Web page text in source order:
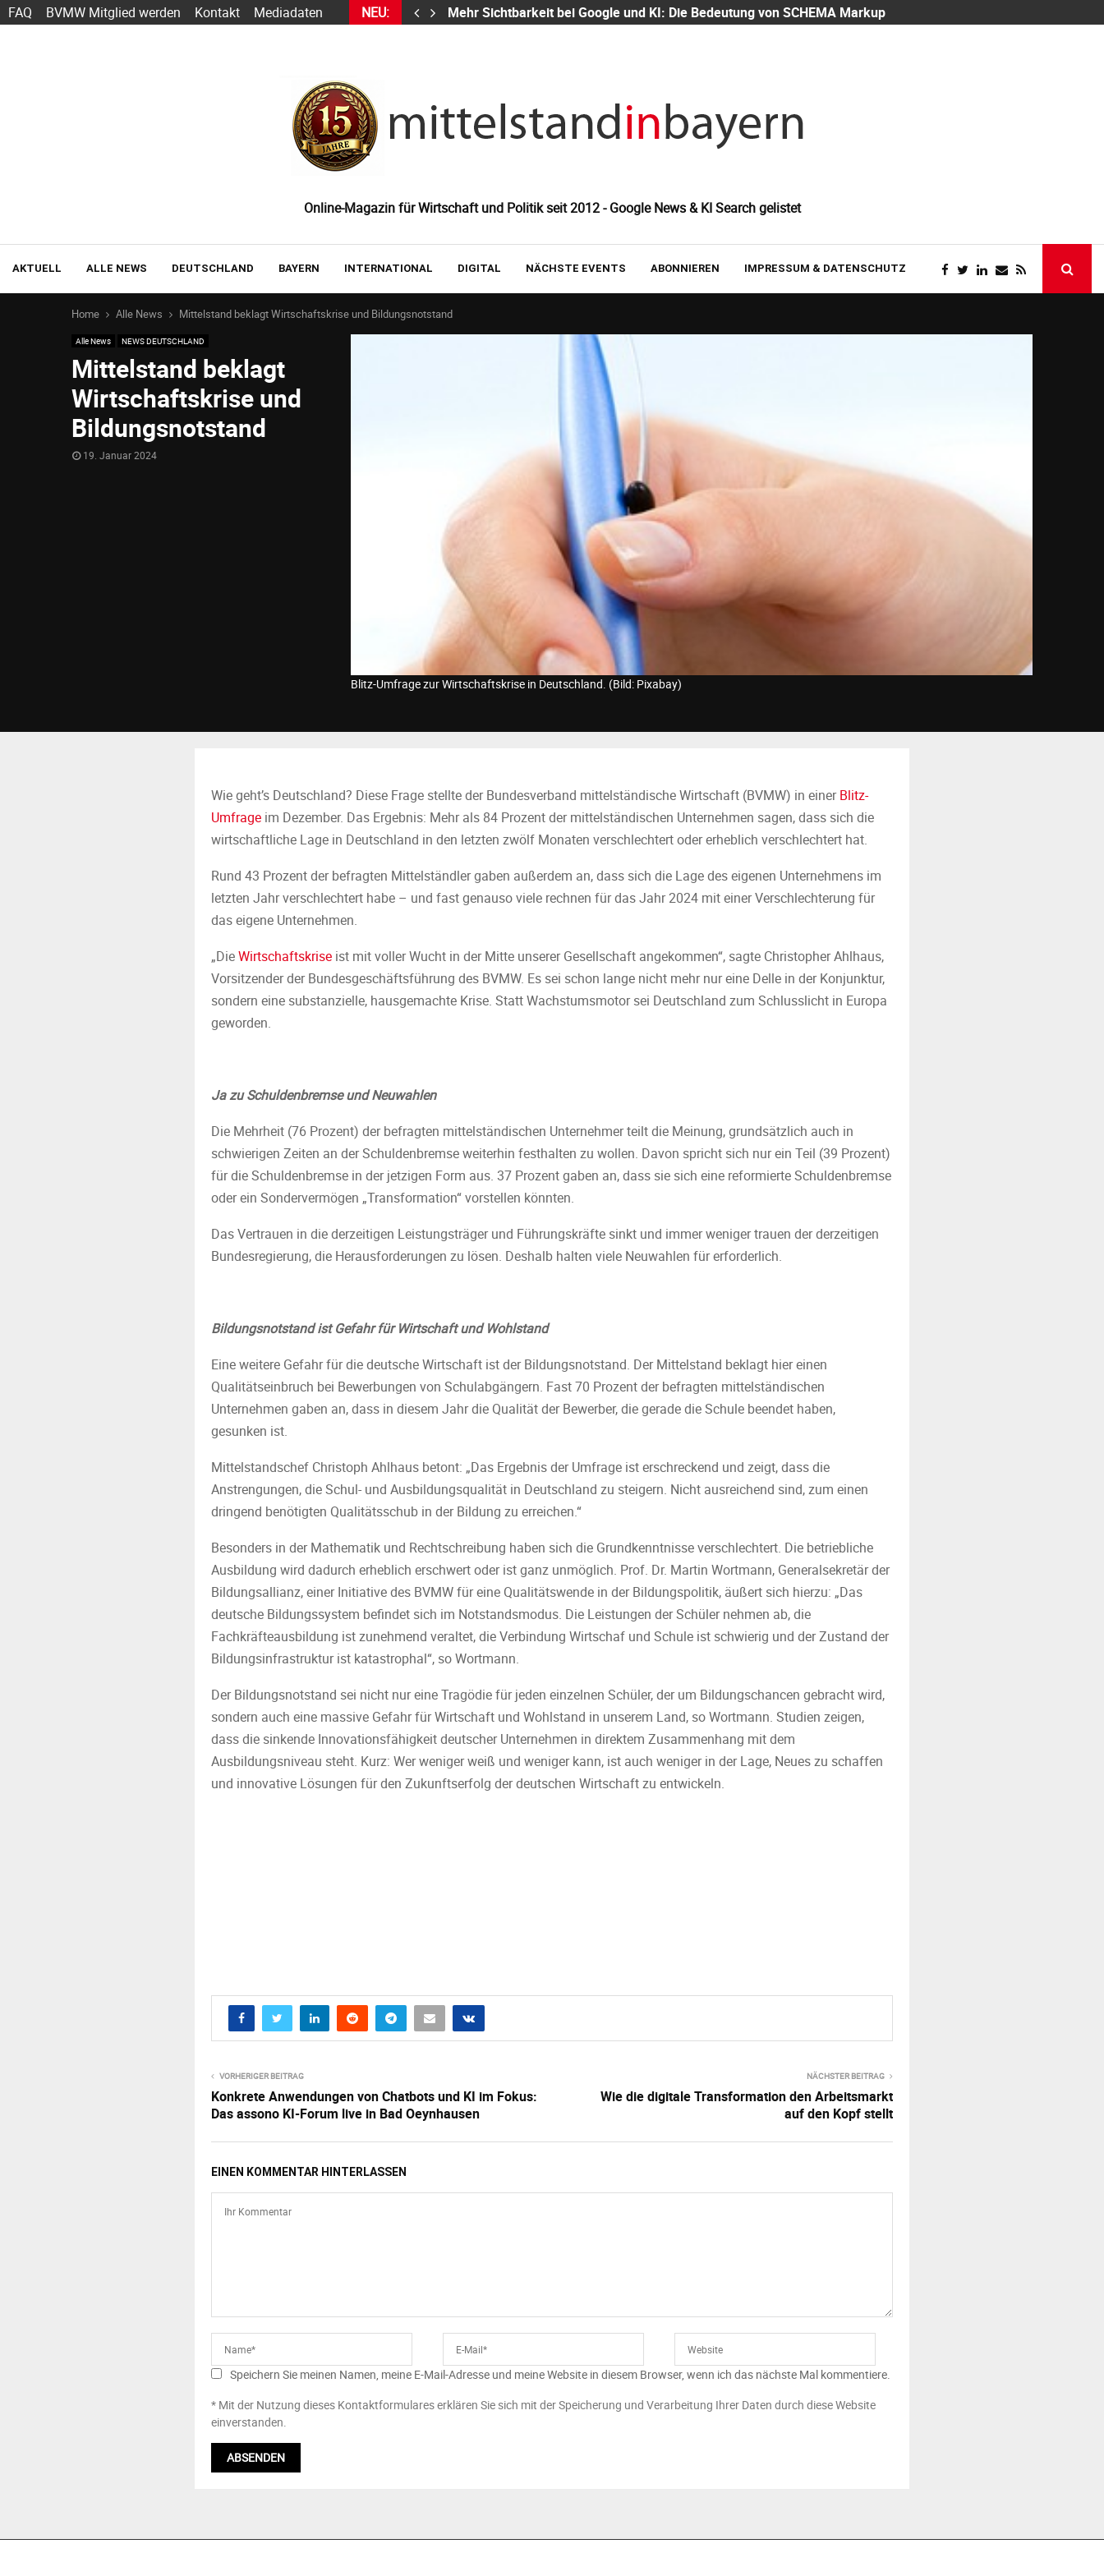
FAQ BVMW Mitglied werden Kontakt Mediadaten NEU:
heute schon funktioniert — und wie der Einstieg gelingt Mehr Sichtbarkeit bei Google und KI: Die Bedeutung von SCHEMA Markup
Online-Magazin für Wirtschaft und Politik seit 2012 - Google News & KI Search gelistet
AKTUELL ALLE NEWS DEUTSCHLAND BAYERN INTERNATIONAL DIGITAL NÄCHSTE EVENTS ABONNIEREN IMPRESSUM & DATENSCHUTZ
Home Alle News Mittelstand beklagt Wirtschaftskrise und Bildungsnotstand
Alle News NEWS DEUTSCHLAND
Mittelstand beklagt
Wirtschaftskrise und
Bildungsnotstand
19. Januar 2024
Blitz-Umfrage zur Wirtschaftskrise in Deutschland. (Bild: Pixabay)
Wie geht’s Deutschland? Diese Frage stellte der Bundesverband mittelständische Wirtschaft (BVMW) in einerBlitz-
Umfrage im Dezember. Das Ergebnis: Mehr als 84 Prozent der mittelständischen Unternehmen sagen, dass sich die
wirtschaftliche Lage in Deutschland in den letzten zwölf Monaten verschlechtert oder erheblich verschlechtert hat.
Rund 43 Prozent der befragten Mittelständler gaben außerdem an, dass sich die Lage des eigenen Unternehmens im
letzten Jahr verschlechtert habe – und fast genauso viele rechnen für das Jahr 2024 mit einer Verschlechterung für
das eigene Unternehmen.
„DieWirtschaftskrise ist mit voller Wucht in der Mitte unserer Gesellschaft angekommen“, sagte Christopher Ahlhaus,
Vorsitzender der Bundesgeschäftsführung des BVMW. Es sei schon lange nicht mehr nur eine Delle in der Konjunktur,
sondern eine substanzielle, hausgemachte Krise. Statt Wachstumsmotor sei Deutschland zum Schlusslicht in Europa
geworden.
Ja zu Schuldenbremse und Neuwahlen
Die Mehrheit (76 Prozent) der befragten mittelständischen Unternehmer teilt die Meinung, grundsätzlich auch in
schwierigen Zeiten an der Schuldenbremse weiterhin festhalten zu wollen. Davon spricht sich nur ein Teil (39 Prozent)
für die Schuldenbremse in der jetzigen Form aus. 37 Prozent gaben an, dass sie sich eine reformierte Schuldenbremse
oder ein Sondervermögen „Transformation“ vorstellen könnten.
Das Vertrauen in die derzeitigen Leistungsträger und Führungskräfte sinkt und immer weniger trauen der derzeitigen
Bundesregierung, die Herausforderungen zu lösen. Deshalb halten viele Neuwahlen für erforderlich.
Bildungsnotstand ist Gefahr für Wirtschaft und Wohlstand
Eine weitere Gefahr für die deutsche Wirtschaft ist der Bildungsnotstand. Der Mittelstand beklagt hier einen
Qualitätseinbruch bei Bewerbungen von Schulabgängern. Fast 70 Prozent der befragten mittelständischen
Unternehmen gaben an, dass in diesem Jahr die Qualität der Bewerber, die gerade die Schule beendet haben,
gesunken ist.
Mittelstandschef Christoph Ahlhaus betont: „Das Ergebnis der Umfrage ist erschreckend und zeigt, dass die
Anstrengungen, die Schul- und Ausbildungsqualität in Deutschland zu steigern. Nicht ausreichend sind, zum einen
dringend benötigten Qualitätsschub in der Bildung zu erreichen.“
Besonders in der Mathematik und Rechtschreibung haben sich die Grundkenntnisse verschlechtert. Die betriebliche
Ausbildung wird dadurch erheblich erschwert oder ist ganz unmöglich. Prof. Dr. Martin Wortmann, Generalsekretär der
Bildungsallianz, einer Initiative des BVMW für eine Qualitätswende in der Bildungspolitik, äußert sich hierzu: „Das
deutsche Bildungssystem befindet sich im Notstandsmodus. Die Leistungen der Schüler nehmen ab, die
Fachkräfteausbildung ist zunehmend veraltet, die Verbindung Wirtschaf und Schule ist schwierig und der Zustand der
Bildungsinfrastruktur ist katastrophal“, so Wortmann.
Der Bildungsnotstand sei nicht nur eine Tragödie für jeden einzelnen Schüler, der um Bildungschancen gebracht wird,
sondern auch eine massive Gefahr für Wirtschaft und Wohlstand in unserem Land, so Wortmann. Studien zeigen,
dass die sinkende Innovationsfähigkeit deutscher Unternehmen in direktem Zusammenhang mit dem
Ausbildungsniveau steht. Kurz: Wer weniger weiß und weniger kann, ist auch weniger in der Lage, Neues zu schaffen
und innovative Lösungen für den Zukunftserfolg der deutschen Wirtschaft zu entwickeln.
VORHERIGER BEITRAG
Konkrete Anwendungen von Chatbots und KI im Fokus:
Das assono KI-Forum live in Bad Oeynhausen
NÄCHSTER BEITRAG
Wie die digitale Transformation den Arbeitsmarkt
auf den Kopf stellt
EINEN KOMMENTAR HINTERLASSEN
Speichern Sie meinen Namen, meine E-Mail-Adresse und meine Website in diesem Browser, wenn ich das nächste Mal kommentiere.
* Mit der Nutzung dieses Kontaktformulares erklären Sie sich mit der Speicherung und Verarbeitung Ihrer Daten durch diese Website
einverstanden.